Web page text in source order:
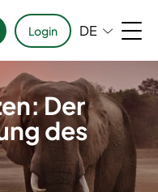
Login DE
Der
des